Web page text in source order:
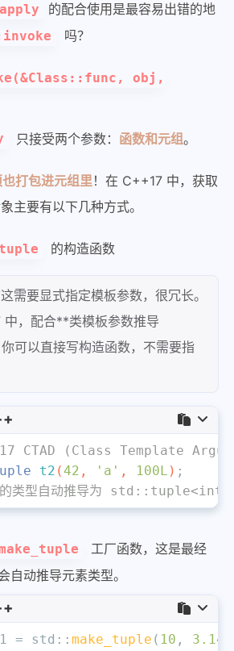
的配合使用是最容易出错的地
吗？
obj,
只接受两个参数： 函数和元组。
打包进元组里 ！在 C++17 中，获取
主要有以下几种方式。
的构造函数
需要显式指定模板参数，很冗长。
，配合**类模板参数推导
可以直接写构造函数，不需要指
CTAD (Class Template
t2 (42 , 'a' , 100L ) ;
型自动推导为
工厂函数，这是最经
自动推导元素类型。
= std:: make_tuple ( 10 , 3.14